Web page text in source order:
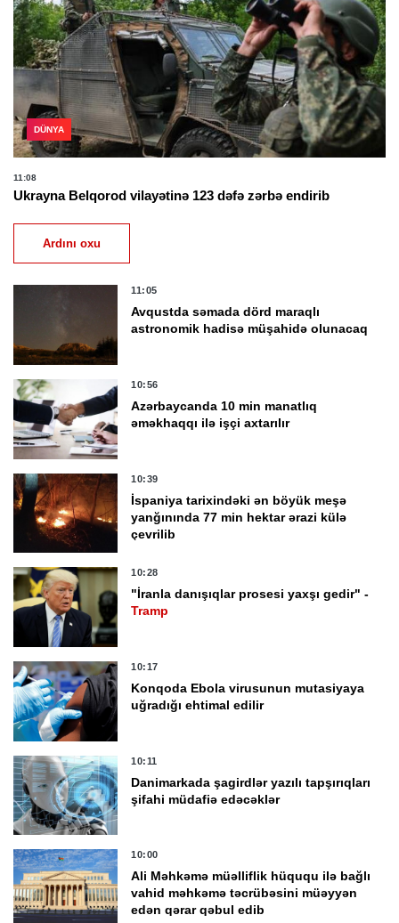
DÜNYA
11:08
Ukrayna Belqorod vilayətinə 123 dəfə zərbə endirib
Ardını oxu
11:05
Avqustda səmada dörd maraqlı
astronomik hadisə müşahidə olunacaq
10:56
Azərbaycanda 10 min manatlıq
əməkhaqqı ilə işçi axtarılır
10:39
İspaniya tarixindəki ən böyük meşə
yanğınında 77 min hektar ərazi külə
çevrilib
10:28
"İranla danışıqlar prosesi yaxşı gedir" -
Tramp
10:17
Konqoda Ebola virusunun mutasiyaya
uğradığı ehtimal edilir
10:11
Danimarkada şagirdlər yazılı tapşırıqları
şifahi müdafiə edəcəklər
10:00
Ali Məhkəmə müəlliflik hüququ ilə bağlı
vahid məhkəmə təcrübəsini müəyyən
edən qərar qəbul edib